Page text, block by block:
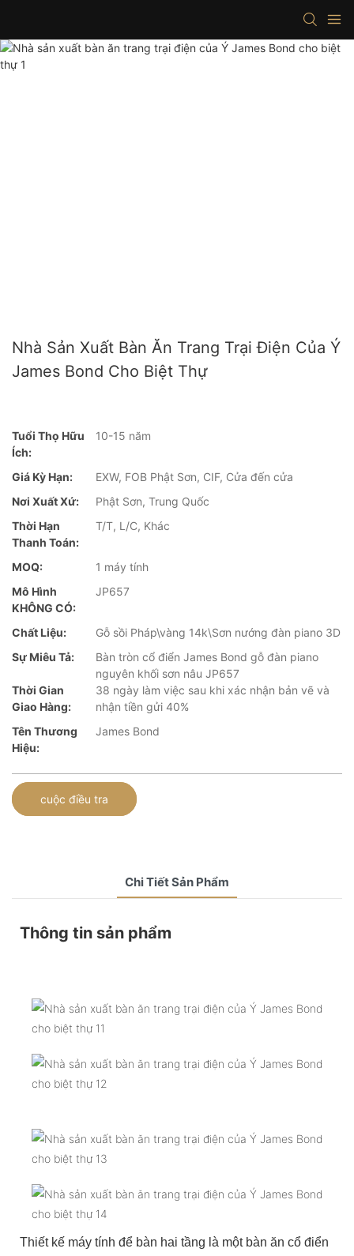
Nhà Sản Xuất Bàn Ăn Trang Trại Điện Của Ý
James Bond Cho Biệt Thự
Tuổi Thọ Hữu
Ích:
10-15 năm
Giá Kỳ Hạn:
EXW, FOB Phật Sơn, CIF, Cửa đến cửa
Nơi Xuất Xứ:
Phật Sơn, Trung Quốc
Thời Hạn
Thanh Toán:
T/T, L/C, Khác
MOQ:
1 máy tính
Mô Hình
KHÔNG CÓ:
JP657
Chất Liệu:
Gỗ sồi Pháp\vàng 14k\Sơn nướng đàn piano 3D
Sự Miêu Tả:
Bàn tròn cổ điển James Bond gỗ đàn piano
nguyên khối sơn nâu JP657
Thời Gian
Giao Hàng:
38 ngày làm việc sau khi xác nhận bản vẽ và
nhận tiền gửi 40%
Tên Thương
Hiệu:
James Bond
cuộc điều tra
Chi Tiết Sản Phẩm
Thông tin sản phẩm
Thiết kế máy tính để bàn hai tầng là một bàn ăn cổ điển